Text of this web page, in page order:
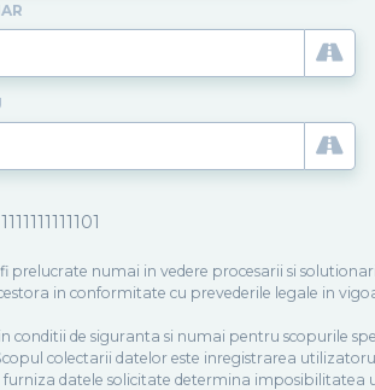
prelucrate numai in vedere procesarii si
in conformitate cu prevederile legale in
de siguranta si numai pentru scopurile
colectarii datelor este inregistrarea
datele solicitate determina imposibilitatea